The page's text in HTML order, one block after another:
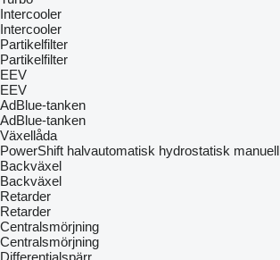
Intercooler
Intercooler
Partikelfilter
Partikelfilter
EEV
EEV
AdBlue-tanken
AdBlue-tanken
Växellåda
PowerShift halvautomatisk hydrostatisk manuell
Backväxel
Backväxel
Retarder
Retarder
Centralsmörjning
Centralsmörjning
Differentialspärr